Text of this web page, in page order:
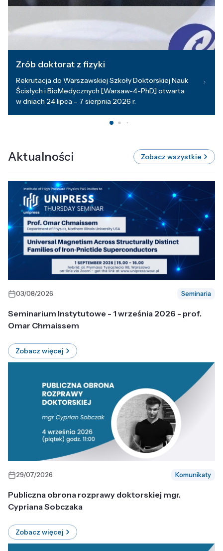
Zrób doktorat z fizyki
Rekrutacja do Warszawskiej Szkoły Doktorskiej Nauk
Ścisłych i BioMedycznych [Warsaw-4-PhD] otwarta
w dniach 24 lipca – 7 sierpnia 2026 r.
Aktualności Zobacz wszystkie
03/08/2026 Seminaria
Seminarium Instytutowe - 1 września 2026 - prof.
Omar Chmaissem
Zobacz więcej
29/07/2026 Komunikaty
Publiczna obrona rozprawy doktorskiej mgr.
Cypriana Sobczaka
Zobacz więcej